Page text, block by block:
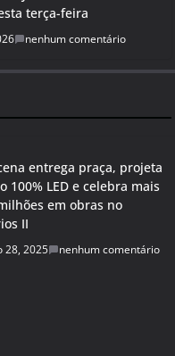
terça-feira
nenhum comentário
entrega praça, projeta
100% LED e celebra mais
em obras no
II
28, 2025 nenhum comentário